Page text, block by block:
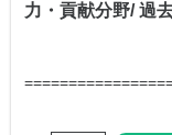
力・貢献分野/ 過